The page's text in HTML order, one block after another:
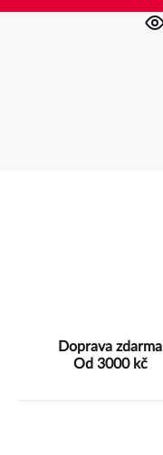
Doprava zdarma
Od 3000 kč